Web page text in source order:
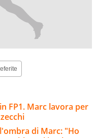
FP1. Marc lavora per
di Marc: "Ho